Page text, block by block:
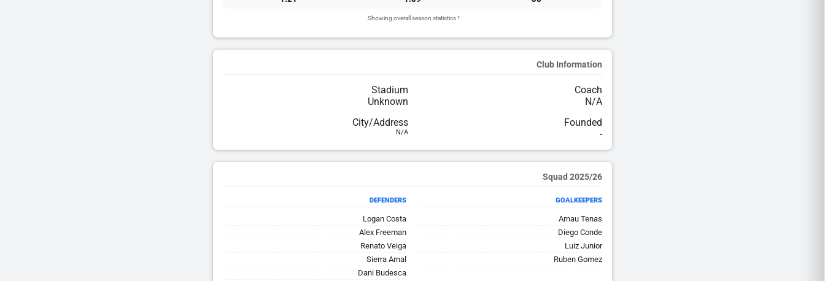
* Showing overall season statistics.
Club Information
Coach
N/A
Stadium
Unknown
Founded
-
City/Address
N/A
2025/26 Squad
GOALKEEPERS
Arnau Tenas
Diego Conde
Luiz Junior
Ruben Gomez
DEFENDERS
Logan Costa
Alex Freeman
Renato Veiga
Sierra Arnal
Dani Budesca